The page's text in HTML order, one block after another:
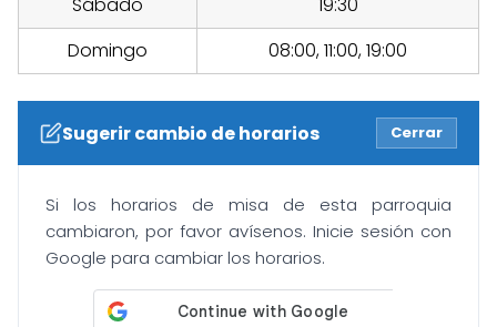
Domingo
08:00, 11:00, 19:00
Sugerir cambio de horarios Cerrar
Si los horarios de misa de esta parroquia
cambiaron, por favor avísenos. Inicie sesión con
Google para cambiar los horarios.